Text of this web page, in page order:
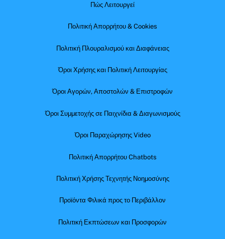
Πώς Λειτουργεί
Πολιτική Απορρήτου & Cookies
Πολιτική Πλουραλισμού και Διαφάνειας
Όροι Χρήσης και Πολιτική Λειτουργίας
Όροι Αγορών, Αποστολών & Επιστροφών
Όροι Συμμετοχής σε Παιχνίδια & Διαγωνισμούς
Όροι Παραχώρησης Video
Πολιτική Απορρήτου Chatbots
Πολιτική Χρήσης Τεχνητής Νοημοσύνης
Προϊόντα Φιλικά προς το Περιβάλλον
Πολιτική Εκπτώσεων και Προσφορών